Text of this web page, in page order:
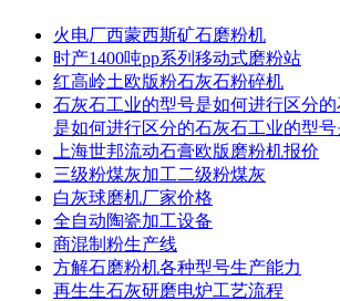
火电厂西蒙西斯矿石磨粉机
时产1400吨pp系列移动式磨粉站
红高岭土欧版粉石灰石粉碎机
石灰石工业的型号是如何进行区分
是如何进行区分的石灰石工业的型
上海世邦流动石膏欧版磨粉机报价
三级粉煤灰加工二级粉煤灰
白灰球磨机厂家价格
全自动陶瓷加工设备
商混制粉生产线
方解石磨粉机各种型号生产能力
再生生石灰研磨电炉工艺流程